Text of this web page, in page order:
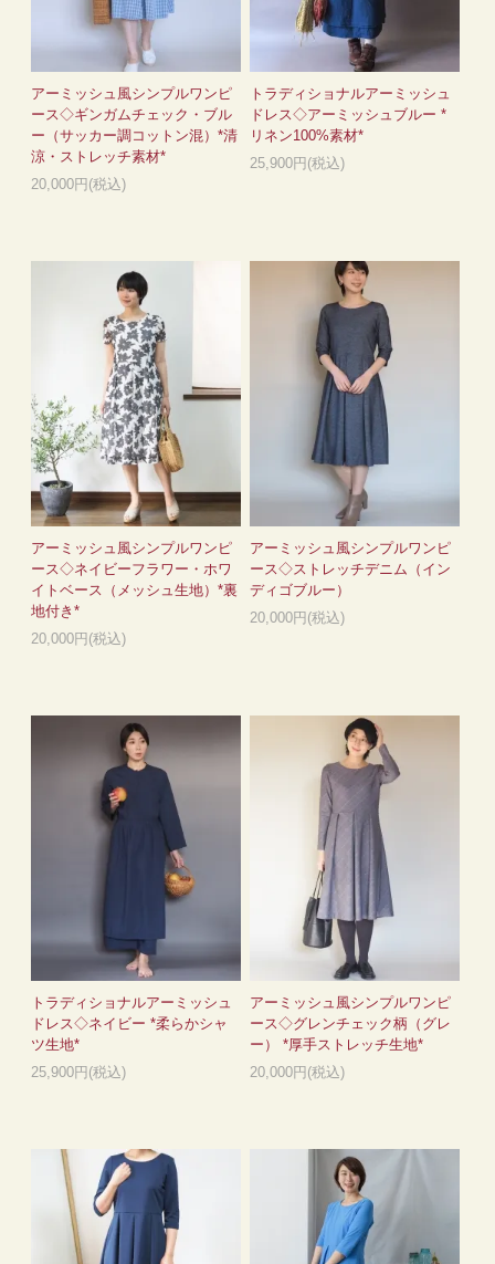
アーミッシュ風シンプルワンピ
ース◇ギンガムチェック・ブル
ー（サッカー調コットン混）*清
涼・ストレッチ素材*
20,000円(税込)
トラディショナルアーミッシュ
ドレス◇アーミッシュブルー *
リネン100%素材*
25,900円(税込)
アーミッシュ風シンプルワンピ
ース◇ネイビーフラワー・ホワ
イトベース（メッシュ生地）*裏
地付き*
20,000円(税込)
アーミッシュ風シンプルワンピ
ース◇ストレッチデニム（イン
ディゴブルー）
20,000円(税込)
トラディショナルアーミッシュ
ドレス◇ネイビー *柔らかシャ
ツ生地*
25,900円(税込)
アーミッシュ風シンプルワンピ
ース◇グレンチェック柄（グレ
ー） *厚手ストレッチ生地*
20,000円(税込)